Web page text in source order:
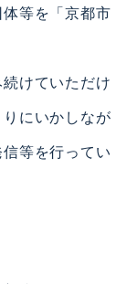
等を「京都市
けていただけ
にいかしなが
等を行ってい